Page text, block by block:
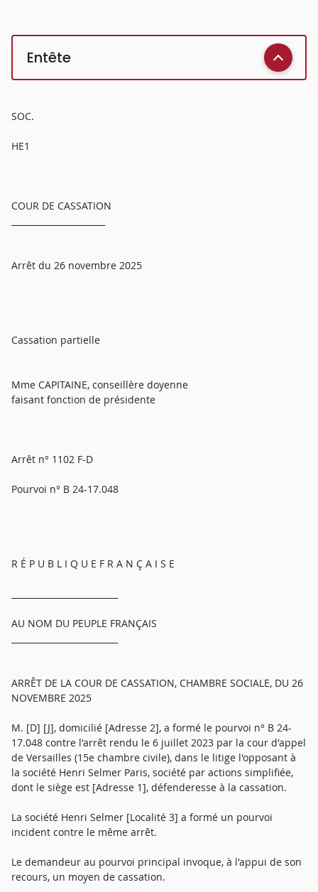
Entête
SOC.
HE1
COUR DE CASSATION
Arrêt du 26 novembre 2025
Cassation partielle
Mme CAPITAINE, conseillère doyenne
faisant fonction de présidente
Arrêt n° 1102 F-D
Pourvoi n° B 24-17.048
R É P U B L I Q U E F R A N Ç A I S E
AU NOM DU PEUPLE FRANÇAIS
ARRÊT DE LA COUR DE CASSATION, CHAMBRE SOCIALE, DU 26
NOVEMBRE 2025
M. [D] [J], domicilié [Adresse 2], a formé le pourvoi n° B 24-
17.048 contre l'arrêt rendu le 6 juillet 2023 par la cour d'appel
de Versailles (15e chambre civile), dans le litige l'opposant à
la société Henri Selmer Paris, société par actions simplifiée,
dont le siège est [Adresse 1], défenderesse à la cassation.
La société Henri Selmer [Localité 3] a formé un pourvoi
incident contre le même arrêt.
Le demandeur au pourvoi principal invoque, à l'appui de son
recours, un moyen de cassation.